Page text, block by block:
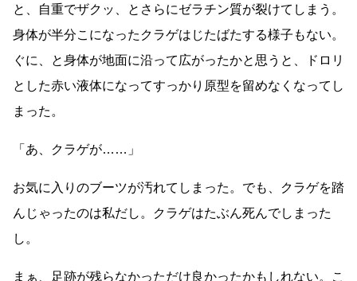
と、自重でザクッ、とさらにゼラチン質が裂けてしまう。
身体が半分こになったクラゲはじたばたする様子もない。
ぐに、と身体が地面に沿って広がったかと思うと、ドロリ
とした赤い液体になってすっかり原型を留めなくなってし
まった。
「あ、クラゲが…… 」
お気に入りのブーツが汚れてしまった。でも、クラゲを踏
んじゃったのは私だし。クラゲはたぶん死んでしまった
し。
まぁ、足跡が残らなかっただけ良かったかもしれない。こ